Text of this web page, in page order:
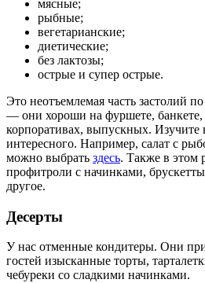
мясные;
рыбные;
вегетарианские;
диетические;
без лактозы;
острые и супер острые.
Это неотъемлемая часть застолий
— они хороши на фуршете, банкете,
корпоративах, выпускных. Изучите
интересного. Например, салат с
можно выбрать здесь. Также в этом
профитроли с начинками,
другое.
Десерты
У нас отменные кондитеры. Они
гостей изысканные торты,
чебуреки со сладкими начинками.